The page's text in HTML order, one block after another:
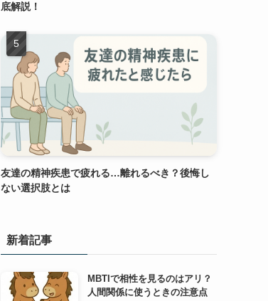
底解説！
友達の精神疾患で疲れる…離れるべき？後悔し
ない選択肢とは
新着記事
MBTIで相性を見るのはアリ？
人間関係に使うときの注意点